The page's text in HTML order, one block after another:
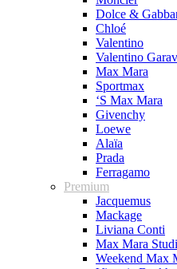
Dolce &
Chloé
Valentino
Valentino
Max Mara
Sportmax
‘S Max Mara
Givenchy
Loewe
Alaïa
Prada
Ferragamo
Premium
Jacquemus
Mackage
Liviana Conti
Max Mara
Weekend Max